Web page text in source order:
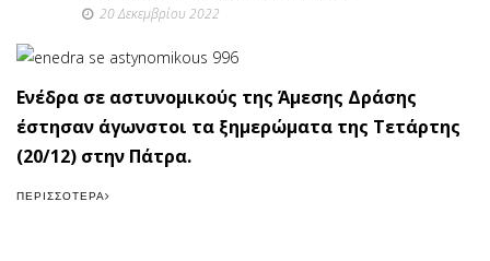
20 Δεκεμβρίου 2022
Ενέδρα σε αστυνομικούς της Άμεσης Δράσης
έστησαν άγωνστοι τα ξημερώματα της Τετάρτης
(20/12) στην Πάτρα.
ΠΕΡΙΣΣΌΤΕΡΑ